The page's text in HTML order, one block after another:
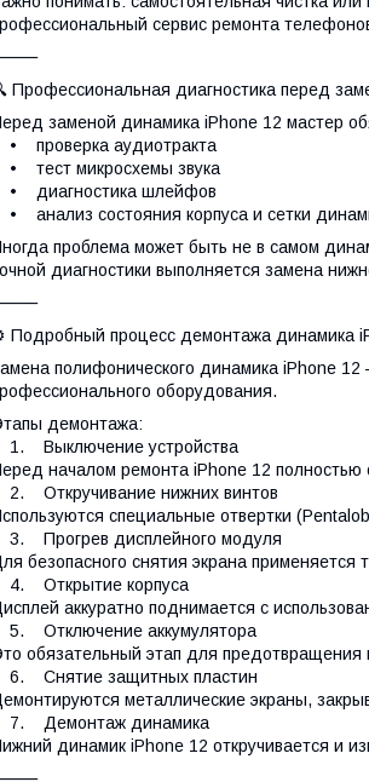
сервис ремонта
Профессиональная диагностика перед
заменой динамика iPhone 12 мастер
• проверка аудиотракта
• тест микросхемы звука
• диагностика шлейфов
• анализ состояния корпуса и сетки
проблема может быть не в самом
диагностики выполняется замена
Подробный процесс демонтажа динамика
полифонического динамика iPhone
оборудования.
демонтажа:
1. Выключение устройства
началом ремонта iPhone 12 полностью
2. Откручивание нижних винтов
специальные отвертки
3. Прогрев дисплейного модуля
безопасного снятия экрана применяется
4. Открытие корпуса
аккуратно поднимается с
5. Отключение аккумулятора
обязательный этап для предотвращения
6. Снятие защитных пластин
металлические экраны,
7. Демонтаж динамика
динамик iPhone 12 откручивается и